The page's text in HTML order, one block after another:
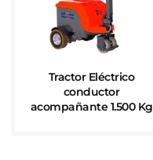
Tractor Eléctrico
conductor
acompañante 1.500 Kg